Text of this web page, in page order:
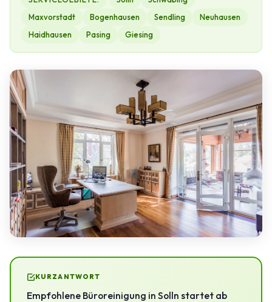
Maxvorstadt
Bogenhausen Sendling
Neuhausen
Haidhausen
Pasing Giesing
KURZANTWORT
Empfohlene Büroreinigung in Solln startet ab